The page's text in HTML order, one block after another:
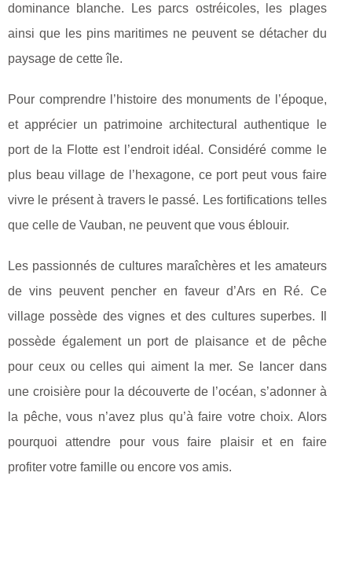
dominance blanche. Les parcs ostréicoles, les plages
ainsi que les pins maritimes ne peuvent se détacher du
paysage de cette île.
Pour comprendre l’histoire des monuments de l’époque,
et apprécier un patrimoine architectural authentique le
port de la Flotte est l’endroit idéal. Considéré comme le
plus beau village de l’hexagone, ce port peut vous faire
vivre le présent à travers le passé. Les fortifications telles
que celle de Vauban, ne peuvent que vous éblouir.
Les passionnés de cultures maraîchères et les amateurs
de vins peuvent pencher en faveur d’Ars en Ré. Ce
village possède des vignes et des cultures superbes. Il
possède également un port de plaisance et de pêche
pour ceux ou celles qui aiment la mer. Se lancer dans
une croisière pour la découverte de l’océan, s’adonner à
la pêche, vous n’avez plus qu’à faire votre choix. Alors
pourquoi attendre pour vous faire plaisir et en faire
profiter votre famille ou encore vos amis.